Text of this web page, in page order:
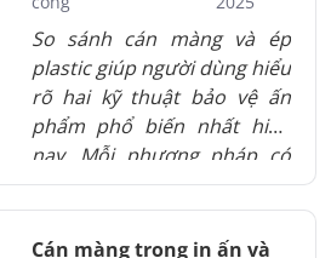
chí lựa chọn dịch vụ in và
các kiểu hoàn thiện thịnh
hành. Những thông tin này
giúp bạn chọn được nơi in
postcard phù hợp tại Hà
Nội.
So sánh cán màng và ép
plastic giúp người dùng hiểu
rõ hai kỹ thuật bảo vệ ấn
phẩm phổ biến nhất hiện
nay. Mỗi phương pháp có
ưu điểm riêng về độ dày,
tính linh hoạt và mức độ
bảo vệ bề mặt. Bài viết phân
Cán màng trong in ấn và